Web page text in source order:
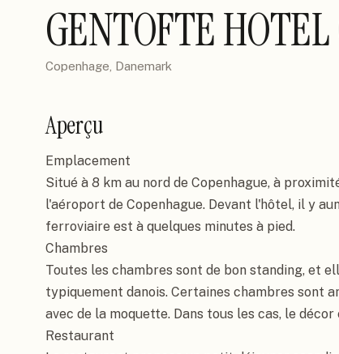
GENTOFTE
Copenhage, Danemark
Aperçu
Emplacement
Situé à 8 km au nord de Copenhague, à
l'aéroport de Copenhague. Devant l'hôtel, il y
ferroviaire est à quelques minutes à pied.
Chambres
Toutes les chambres sont de bon standing, et
typiquement danois. Certaines chambres sont
avec de la moquette. Dans tous les cas, le
Restaurant